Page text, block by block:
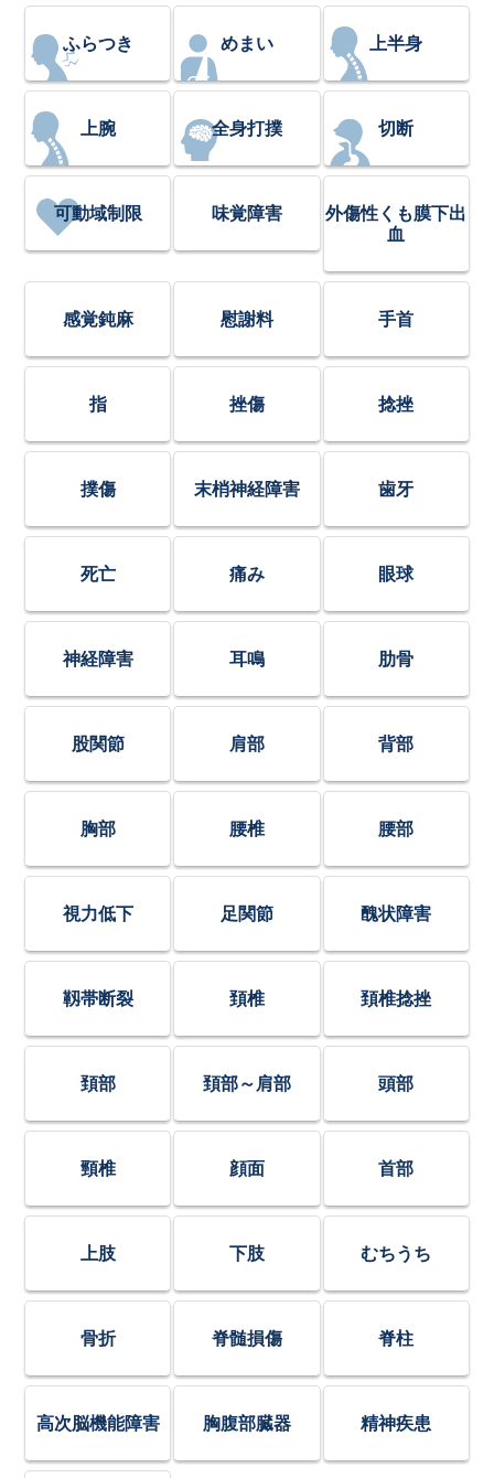
ふらつき めまい 上半身
上腕 全身打撲 切断
可動域制限 味覚障害
外傷性くも膜下出
血
感覚鈍麻 慰謝料 手首
指 挫傷 捻挫
撲傷 末梢神経障害 歯牙
死亡 痛み 眼球
神経障害 耳鳴 肋骨
股関節 肩部 背部
胸部 腰椎 腰部
視力低下 足関節 醜状障害
靱帯断裂 頚椎 頚椎捻挫
頚部 頚部～肩部 頭部
頸椎 顔面 首部
上肢 下肢 むちうち
骨折 脊髄損傷 脊柱
高次脳機能障害 胸腹部臓器 精神疾患